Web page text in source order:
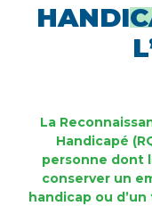
HANDI
La
Handicapé
personne dont
conserver un
handicap ou